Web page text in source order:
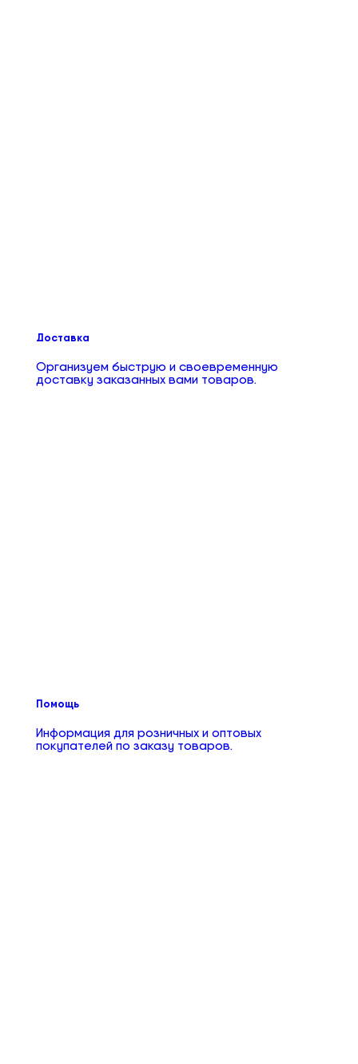
Доставка
Организуем быструю и своевременную
доставку заказанных вами товаров.
Помощь
Информация для розничных и оптовых
покупателей по заказу товаров.